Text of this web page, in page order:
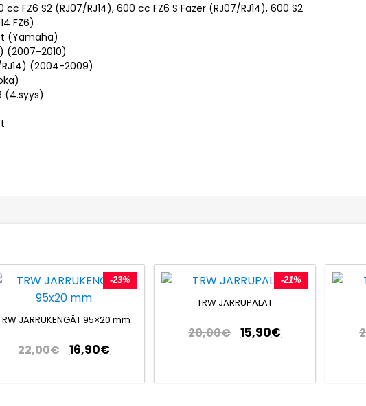
FZ6 S2 (RJ07/RJ14), 600 cc FZ6 S Fazer (RJ07/RJ14), 600 S2
FZ6)
(Yamaha)
(2007-2010)
(2004-2009)
(4.syys)
-23%
JARRUKENGÄT 95×20 mm
22,00€ 16,90€
-21%
TRW JARRUPALAT
20,00€ 15,90€